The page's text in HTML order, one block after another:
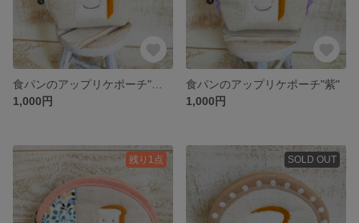
1,000円
食パンのアップリケポーチ"紫"
1,000円
残り1点 SOLD OUT